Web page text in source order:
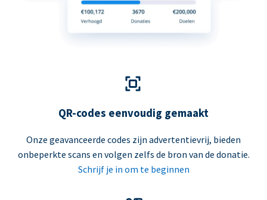
QR-codes eenvoudig gemaakt
Onze geavanceerde codes zijn advertentievrij, bieden
onbeperkte scans en volgen zelfs de bron van de donatie.
Schrijf je in om te beginnen